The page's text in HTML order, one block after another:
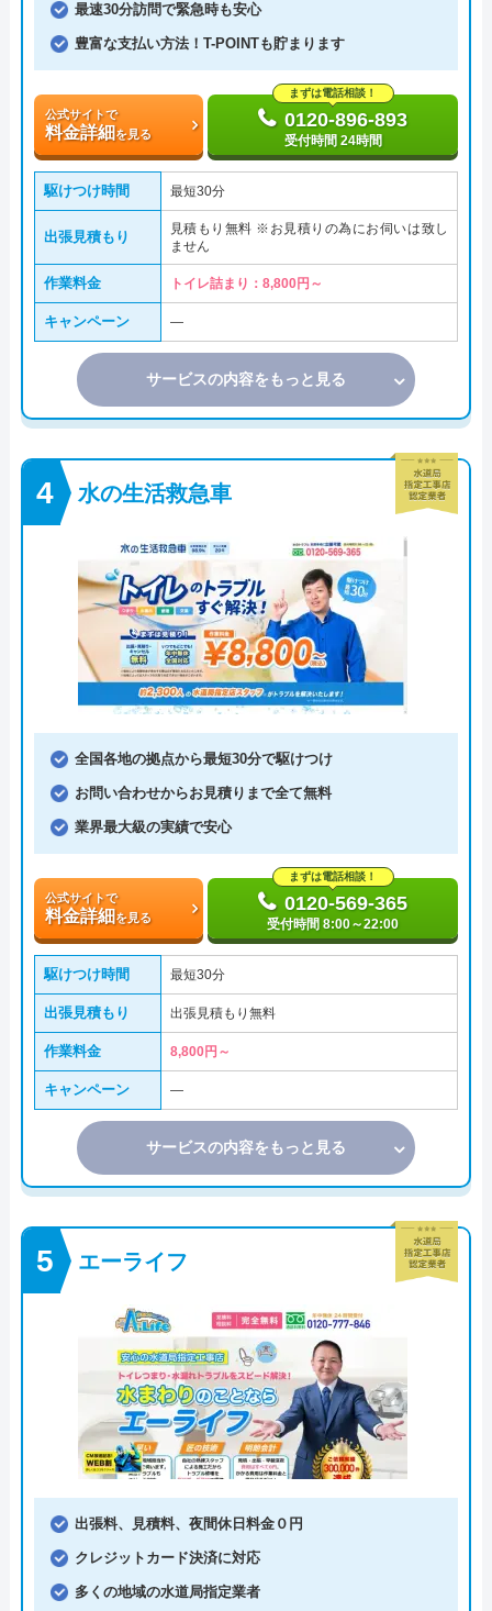
最速30分訪問で緊急時も安心
豊富な支払い方法！T-POINTも貯まります
公式サイトで
料金詳細を見る
まずは電話相談！
0120-896-893
受付時間 24時間
駆けつけ時間 最短30分
出張見積もり
見積もり無料 ※お見積りの為にお伺いは致し
ません
作業料金 トイレ詰まり：8,800円～
キャンペーン ―
サービスの内容をもっと見る
水の生活救急車
全国各地の拠点から最短30分で駆けつけ
お問い合わせからお見積りまで全て無料
業界最大級の実績で安心
公式サイトで
料金詳細を見る
まずは電話相談！
0120-569-365
受付時間 8:00～22:00
駆けつけ時間 最短30分
出張見積もり 出張見積もり無料
作業料金 8,800円～
キャンペーン ―
サービスの内容をもっと見る
エーライフ
出張料、見積料、夜間休日料金０円
クレジットカード決済に対応
多くの地域の水道局指定業者